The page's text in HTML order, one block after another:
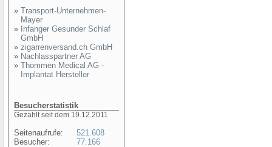
» Transport-Unternehmen-
Mayer
» Infanger Gesunder Schlaf
GmbH
» zigarrenversand.ch GmbH
» Nachlasspartner AG
» Thommen Medical AG -
Implantat Hersteller
Besucherstatistik
Gezählt seit dem 19.12.2011
Seitenaufrufe:
Besucher:
521.608
77.166